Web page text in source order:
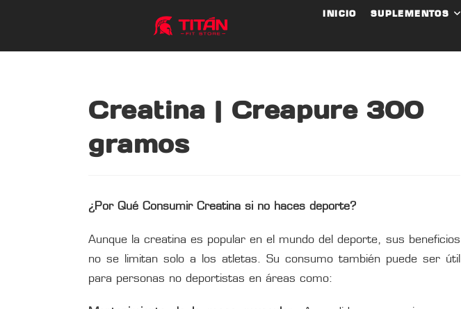
INICIO SUPLEMENTOS
Creatina | Creapure 300
gramos
¿Por Qué Consumir Creatina si no haces deporte?
Aunque la creatina es popular en el mundo del deporte, sus beneficios
no se limitan solo a los atletas. Su consumo también puede ser útil
para personas no deportistas en áreas como: